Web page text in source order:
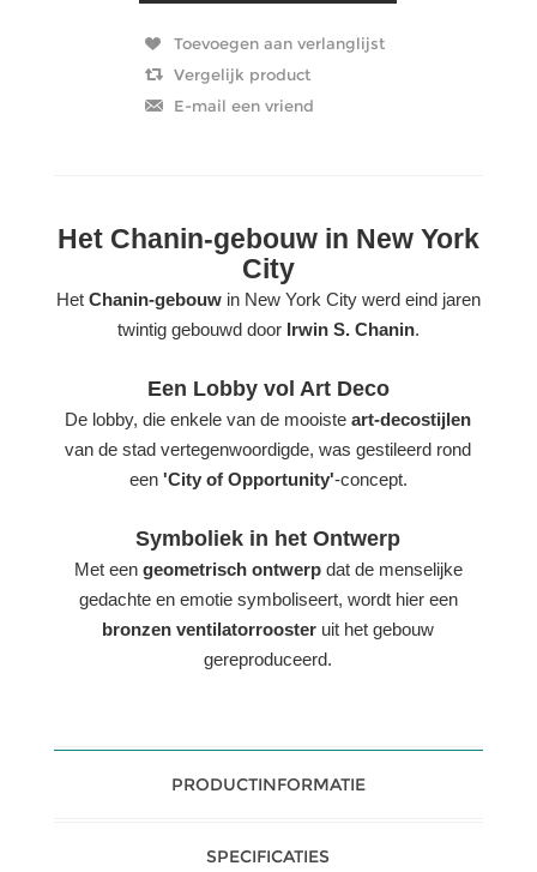
Het Chanin-gebouw in New York
City
Het Chanin-gebouwin New York City werd eind jaren
twintig gebouwd door Irwin S. Chanin.
Een Lobby vol Art Deco
De lobby, die enkele van de mooisteart-decostijlen
van de stad vertegenwoordigde, was gestileerd rond
een 'City of Opportunity'-concept.
Symboliek in het Ontwerp
Met een geometrisch ontwerpdat de menselijke
gedachte en emotie symboliseert, wordt hier een
bronzen ventilatorrooster uit het gebouw
gereproduceerd.
PRODUCTINFORMATIE
SPECIFICATIES